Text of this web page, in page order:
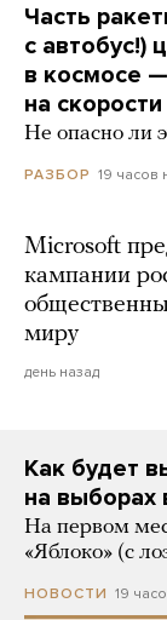
Часть
с автобус!)
в космосе
на
Не опасно ли
РАЗБОР 19 часов
Microsoft
кампании
миру
день назад
Как будет
на выборах
На первом
«Яблоко» (с
НОВОСТИ 19